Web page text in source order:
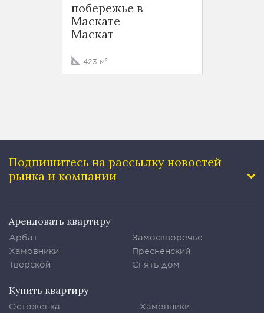
побережье в
Маскате
Маскат
423 м²
Подпишитесь на рассылку новостей
рынка и компании
Арендовать квартиру
Арбат
Хамовники
Тверской
Замоскворечье
Пресненский
Снять дом
Купить квартиру
Остоженка
Хамовники